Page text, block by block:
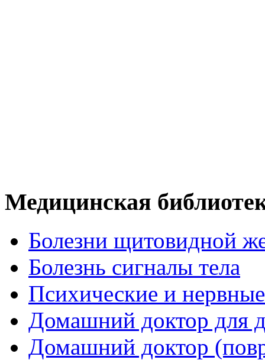
Медицинская
Болезни щитовидной
Болезнь сигналы тела
Психические и
Домашний доктор для
Домашний доктор